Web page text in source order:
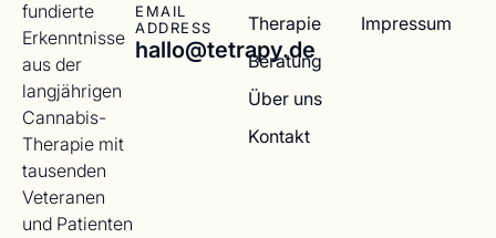
fundierte
Erkenntnisse
aus der
langjährigen
Cannabis-
Therapie mit
tausenden
Veteranen
und Patienten
EMAIL
ADDRESS
hallo@tetrapy.de
Therapie
Beratung
Über uns
Kontakt
Impressum